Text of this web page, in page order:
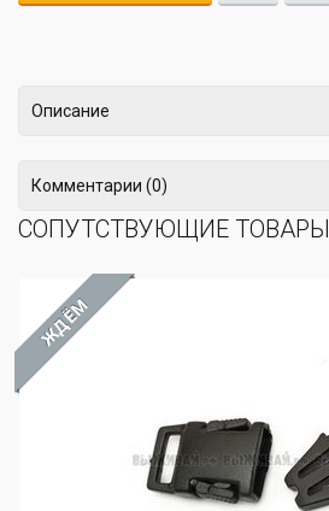
Описание
Комментарии (0)
СОПУТСТВУЮЩИЕ ТОВАРЫ